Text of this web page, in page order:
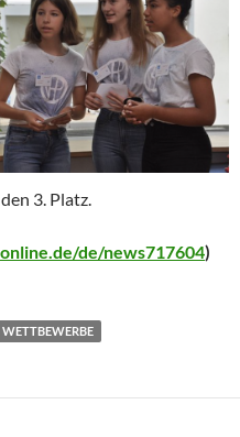
3. Platz.
de/news717604)
WETTBEWERBE